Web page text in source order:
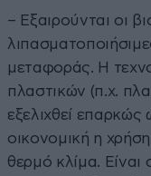
– Εξαιρούνται οι
μεταφοράς. Η
πλαστικών (π.χ.
εξελιχθεί επαρκώς
οικονομική η
θερμό κλίμα.